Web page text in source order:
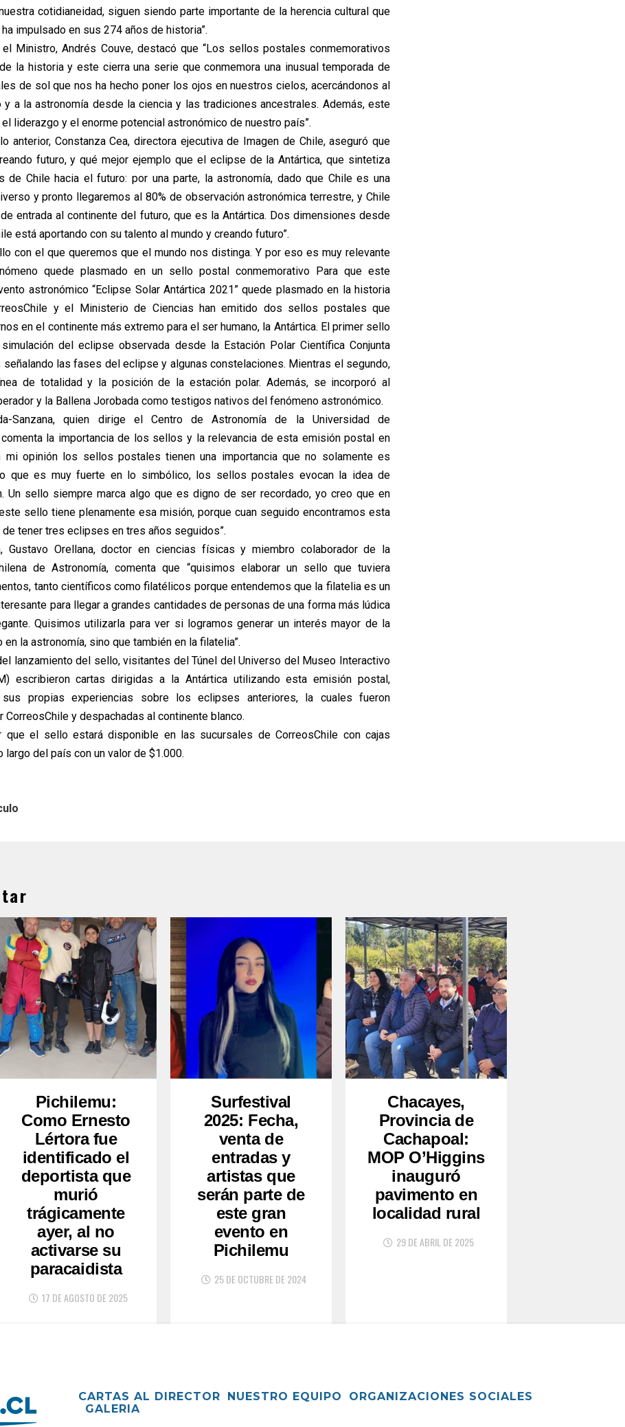
cotidianeidad, siguen siendo parte importante de la herencia cultural que
impulsado en sus 274 años de historia”.
Ministro, Andrés Couve, destacó que “Los sellos postales conmemorativos
la historia y este cierra una serie que conmemora una inusual temporada de
de sol que nos ha hecho poner los ojos en nuestros cielos, acercándonos al
y a la astronomía desde la ciencia y las tradiciones ancestrales. Además, este
liderazgo y el enorme potencial astronómico de nuestro país”.
anterior, Constanza Cea, directora ejecutiva de Imagen de Chile, aseguró que
futuro, y qué mejor ejemplo que el eclipse de la Antártica, que sintetiza
de Chile hacia el futuro: por una parte, la astronomía, dado que Chile es una
y pronto llegaremos al 80% de observación astronómica terrestre, y Chile
entrada al continente del futuro, que es la Antártica. Dos dimensiones desde
está aportando con su talento al mundo y creando futuro”.
con el que queremos que el mundo nos distinga. Y por eso es muy relevante
quede plasmado en un sello postal conmemorativo Para que este
astronómico “Eclipse Solar Antártica 2021” quede plasmado en la historia
y el Ministerio de Ciencias han emitido dos sellos postales que
en el continente más extremo para el ser humano, la Antártica. El primer sello
del eclipse observada desde la Estación Polar Científica Conjunta
señalando las fases del eclipse y algunas constelaciones. Mientras el segundo,
de totalidad y la posición de la estación polar. Además, se incorporó al
y la Ballena Jorobada como testigos nativos del fenómeno astronómico.
Sanzana, quien dirige el Centro de Astronomía de la Universidad de
la importancia de los sellos y la relevancia de esta emisión postal en
mi opinión los sellos postales tienen una importancia que no solamente es
que es muy fuerte en lo simbólico, los sellos postales evocan la idea de
Un sello siempre marca algo que es digno de ser recordado, yo creo que en
sello tiene plenamente esa misión, porque cuan seguido encontramos esta
de tener tres eclipses en tres años seguidos”.
Gustavo Orellana, doctor en ciencias físicas y miembro colaborador de la
de Astronomía, comenta que “quisimos elaborar un sello que tuviera
tanto científicos como filatélicos porque entendemos que la filatelia es un
para llegar a grandes cantidades de personas de una forma más lúdica
Quisimos utilizarla para ver si logramos generar un interés mayor de la
la astronomía, sino que también en la filatelia”.
lanzamiento del sello, visitantes del Túnel del Universo del Museo Interactivo
escribieron cartas dirigidas a la Antártica utilizando esta emisión postal,
sus propias experiencias sobre los eclipses anteriores, la cuales fueron
CorreosChile y despachadas al continente blanco.
que el sello estará disponible en las sucursales de CorreosChile con cajas
largo del país con un valor de $1.000.
Pichilemu:
Como Ernesto
Lértora fue
identificado el
deportista que
murió
trágicamente
ayer, al no
activarse su
paracaidista
17 DE AGOSTO DE 2025
Surfestival
2025: Fecha,
venta de
entradas y
artistas que
serán parte de
este gran
evento en
Pichilemu
25 DE OCTUBRE DE 2024
Chacayes,
Provincia de
Cachapoal:
MOP O’Higgins
inauguró
pavimento en
localidad rural
29 DE ABRIL DE 2025
CARTAS AL DIRECTOR NUESTRO EQUIPO
ORGANIZACIONES SOCIALES
GALERIA